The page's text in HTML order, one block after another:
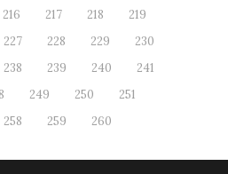
216 217 218
219
227 228 229
230
238 239 240
241
249 250
251
258 259 260